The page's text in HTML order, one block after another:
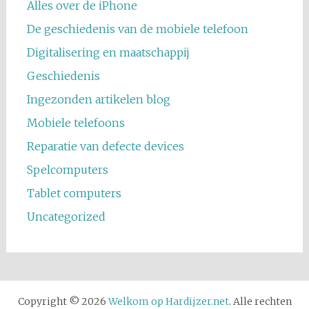
Alles over de iPhone
De geschiedenis van de mobiele telefoon
Digitalisering en maatschappij
Geschiedenis
Ingezonden artikelen blog
Mobiele telefoons
Reparatie van defecte devices
Spelcomputers
Tablet computers
Uncategorized
Copyright © 2026Welkom op Hardijzer.net. Alle rechten